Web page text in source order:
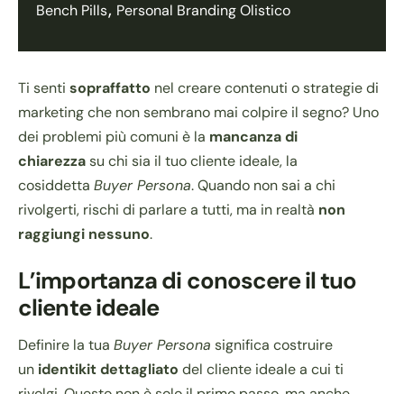
Bench Pills Personal Branding Olistico
Ti senti sopraffatto nel creare contenuti o strategie di
marketing che non sembrano mai colpire il segno? Uno
dei problemi più comuni è la mancanza di
chiarezzasu chi sia il tuo cliente ideale, la
cosiddetta Buyer Persona. Quando non sai a chi
rivolgerti, rischi di parlare a tutti, ma in realtà non
raggiungi nessuno.
L’importanza di conoscere il tuo
cliente ideale
Definire la tua Buyer Persona significa costruire
un identikit dettagliato del cliente ideale a cui ti